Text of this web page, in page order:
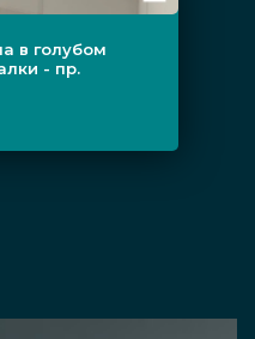
в голубом
- пр.